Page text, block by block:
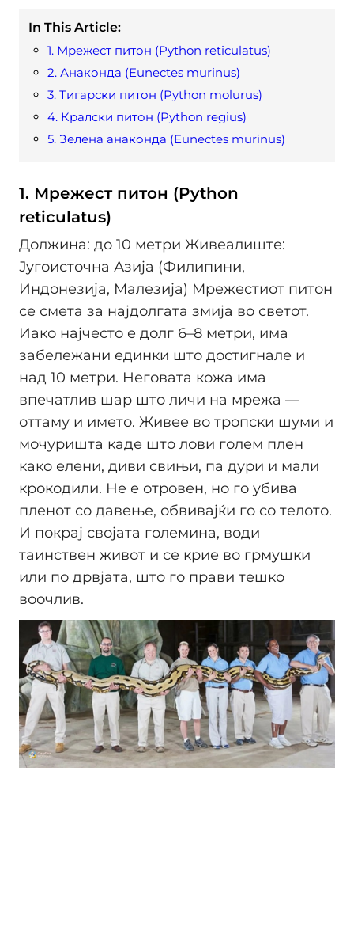
In This Article:
1. Мрежест питон (Python reticulatus)
2. Анаконда (Eunectes murinus)
3. Тигарски питон (Python molurus)
4. Кралски питон (Python regius)
5. Зелена анаконда (Eunectes murinus)
1. Мрежест питон (Python
reticulatus)
Должина: до 10 метри Живеалиште:
Југоисточна Азија (Филипини,
Индонезија, Малезија) Мрежестиот питон
се смета за најдолгата змија во светот.
Иако најчесто е долг 6–8 метри, има
забележани единки што достигнале и
над 10 метри. Неговата кожа има
впечатлив шар што личи на мрежа —
оттаму и името. Живее во тропски шуми и
мочуришта каде што лови голем плен
како елени, диви свињи, па дури и мали
крокодили. Не е отровен, но го убива
пленот со давење, обвивајќи го со телото.
И покрај својата големина, води
таинствен живот и се крие во грмушки
или по дрвјата, што го прави тешко
воочлив.